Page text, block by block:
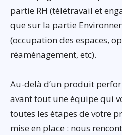
partie RH (télétravail et
que sur la partie
(occupation des espaces,
réaménagement, etc).
Au-delà d’un produit
avant tout une équipe qui
toutes les étapes de votre
mise en place : nous